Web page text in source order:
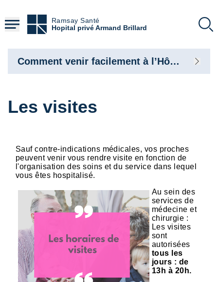
contenu
principal
Ramsay Santé
Hopital privé Armand Brillard
Les visites
Sauf contre-indications médicales, vos proches
peuvent venir vous rendre visite en fonction de
l'organisation des soins et du service dans lequel
vous êtes hospitalisé.
Au sein des
services de
médecine et
chirurgie :
Les visites
sont
autorisées
tous les
jours : de
13h à 20h.
Comment venir facilement à l’Hôpital